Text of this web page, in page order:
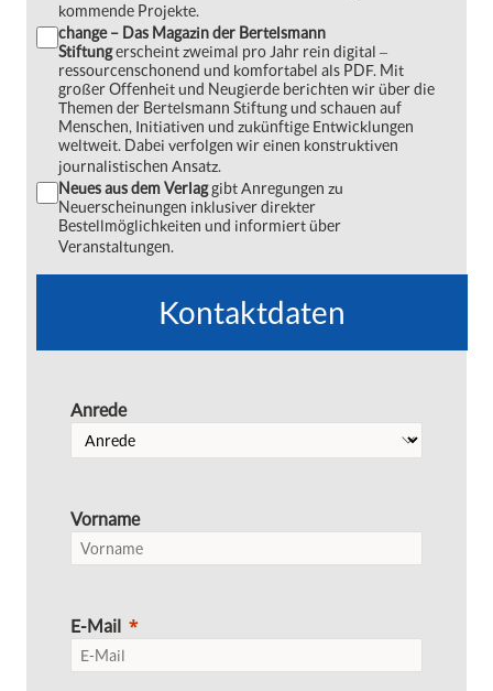
kommende Projekte.
change – Das Magazin der Bertelsmann
Stiftungerscheint zweimal pro Jahr rein digital ‒
ressourcenschonend und komfortabel als PDF. Mit
großer Offenheit und Neugierde berichten wir über die
Themen der Bertelsmann Stiftung und schauen auf
Menschen, Initiativen und zukünftige Entwicklungen
weltweit. Dabei verfolgen wir einen konstruktiven
journalistischen Ansatz.
Neues aus dem Verlaggibt Anregungen zu
Neuerscheinungen inklusiver direkter
Bestellmöglichkeiten und informiert über
Veranstaltungen.
Kontaktdaten
Anrede
Vorname
E-Mail